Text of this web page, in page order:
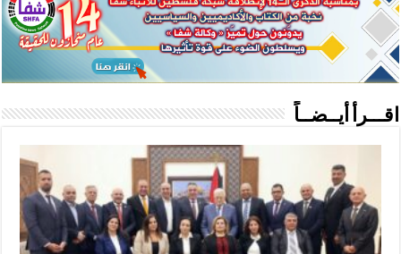
اقـــرأ أيــضــاً